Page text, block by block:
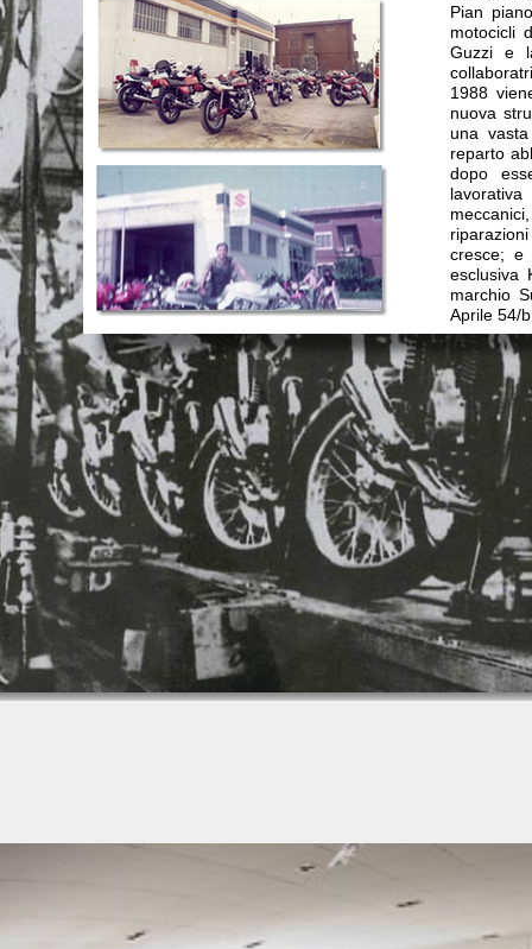
Pian
motocicli
Guzzi e
1988
nuova
una
reparto
dopo
cresce; e
esclusiva
marchio
Aprile 54/